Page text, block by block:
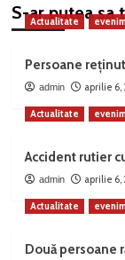
S-ar putea sa
Actualitate
Persoane
admin aprilie 6,
Actualitate
Accident rutier
admin aprilie 6,
Actualitate
Două persoane